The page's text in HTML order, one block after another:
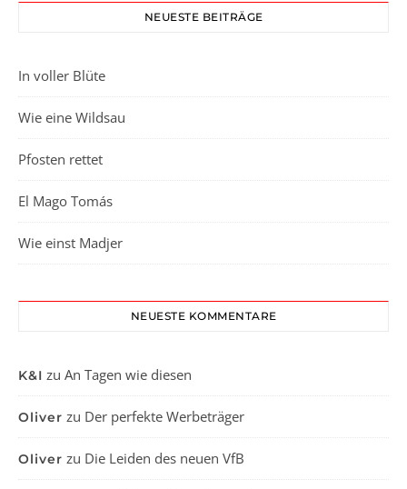
NEUESTE BEITRÄGE
In voller Blüte
Wie eine Wildsau
Pfosten rettet
El Mago Tomás
Wie einst Madjer
NEUESTE KOMMENTARE
K&I zu An Tagen wie diesen
Oliver zu Der perfekte Werbeträger
Oliver zu Die Leiden des neuen VfB